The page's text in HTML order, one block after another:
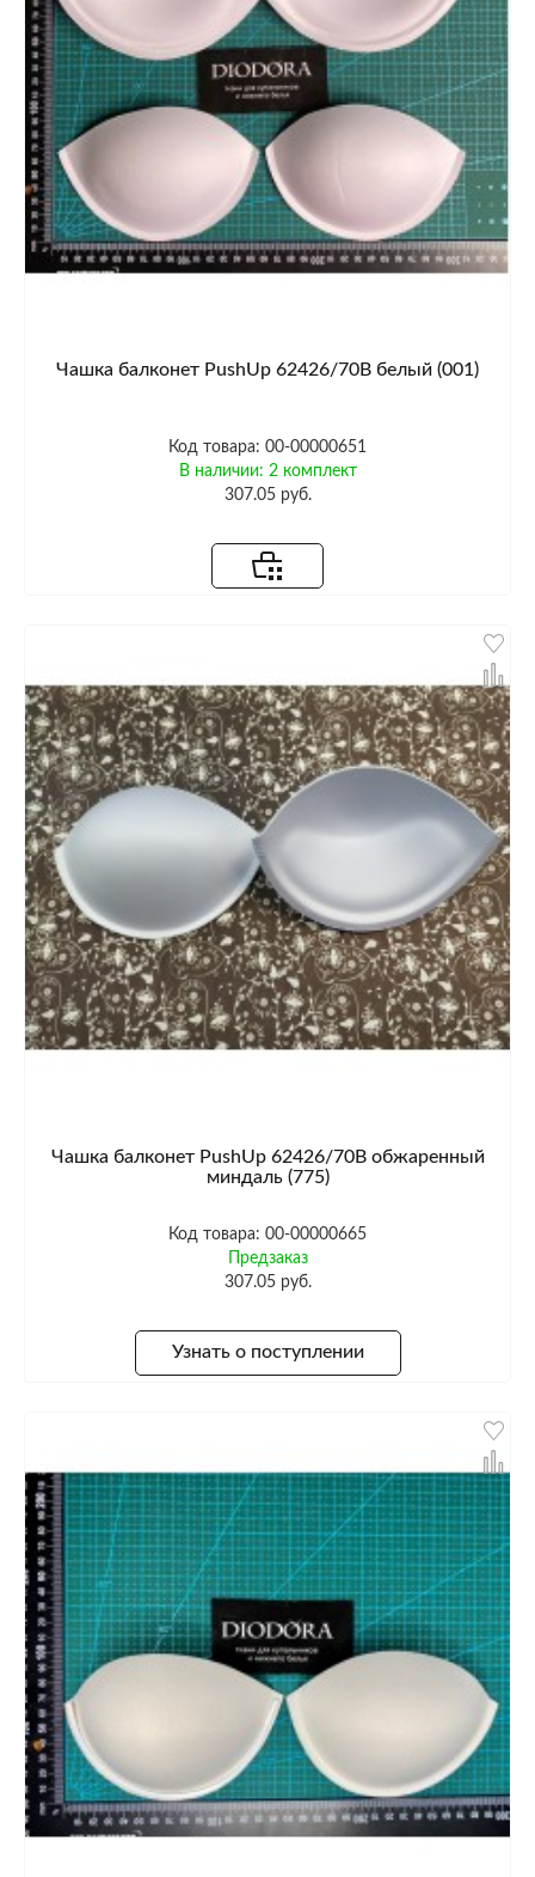
Чашка балконет PushUp 62426/70B белый (001)
Код товара: 00-00000651
В наличии: 2 комплект
307.05 руб.
Чашка балконет PushUp 62426/70B обжаренный
миндаль (775)
Код товара: 00-00000665
Предзаказ
307.05 руб.
Узнать о поступлении